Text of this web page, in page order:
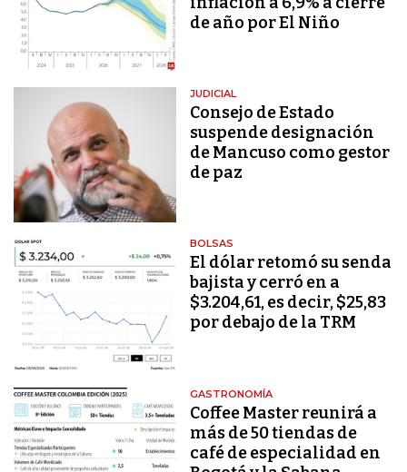
de año por El Niño
JUDICIAL
Consejo de Estado
suspende designación
de Mancuso como gestor
de paz
BOLSAS
El dólar retomó su senda
bajista y cerró en a
$3.204,61, es decir, $25,83
por debajo de la TRM
GASTRONOMÍA
Coffee Master reunirá a
más de 50 tiendas de
café de especialidad en